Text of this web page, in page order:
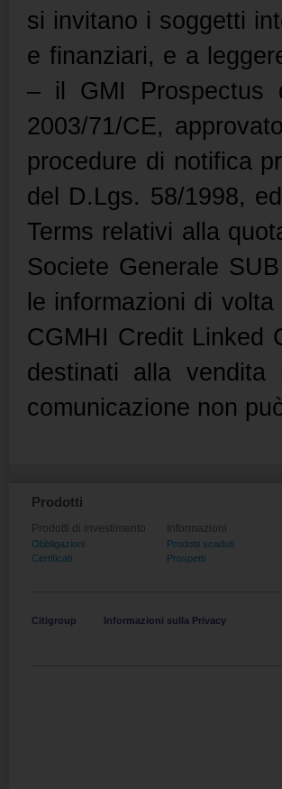
si invitano i soggetti
e finanziari, e a
– il GMI Prospectus
2003/71/CE,
procedure di notifica
del D.Lgs. 58/1998,
Terms relativi alla
Societe Generale
le informazioni di
CGMHI Credit Linked
destinati alla
comunicazione non
Prodotti
Prodotti di investimento
Obbligazioni
Certificati
Informazioni
Prodotti scaduti
Prospetti
Citigroup Informazioni sulla Privacy